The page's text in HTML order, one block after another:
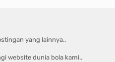
yang lainnya..
website dunia bola kami..